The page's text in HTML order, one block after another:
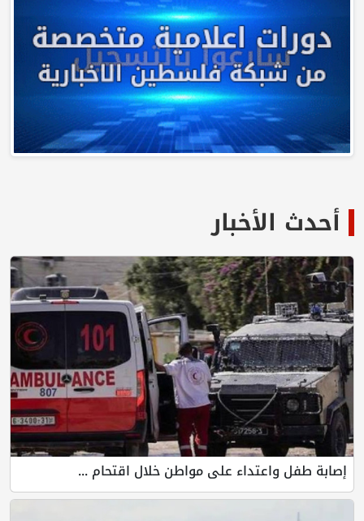
أحدث الأخبار
إصابة طفل واعتداء على مواطن خلال اقتحام ...